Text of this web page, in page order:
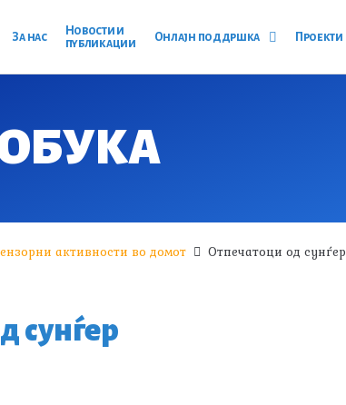
За нас
Новости и
публикации
Онлајн поддршка Проекти
активности во домот Отпечатоци од сунѓер
сунѓер